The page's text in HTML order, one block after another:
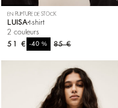
EN RUPTURE DE STOCK
LUISA t-shirt
2 couleurs
85 €
-40%
51 €